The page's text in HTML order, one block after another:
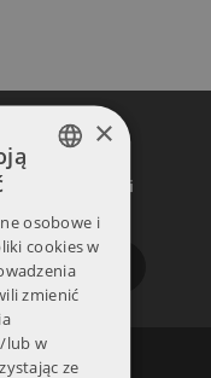
o nowościach i
ENGLISH
×
osobowe i
cookies w
zmienić
lub w
ze